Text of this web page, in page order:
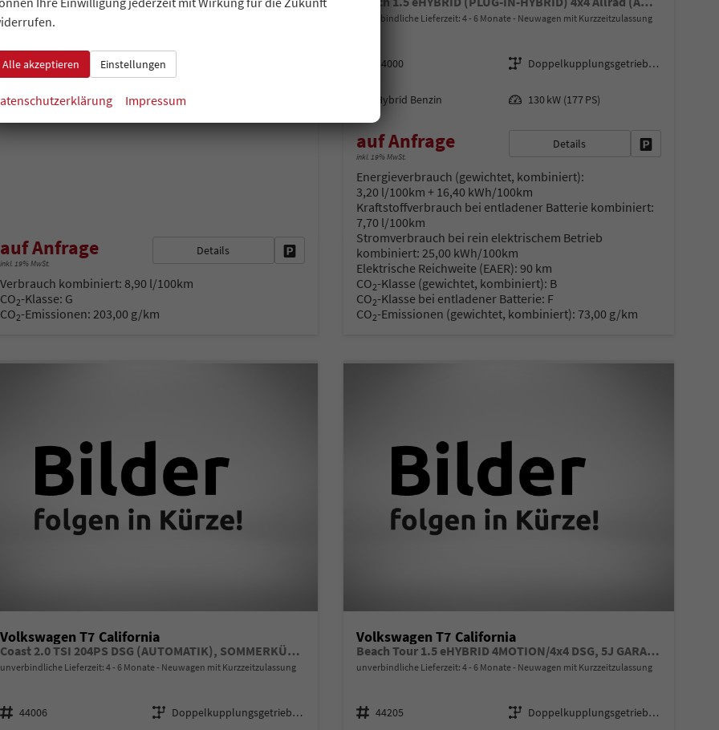
unverbindliche Lieferzeit: 4 - 6 Monate
Fahrzeugnr.
44204
Getriebe
Benzin 150 kW (204 PS)
auf Anfrage
inkl. 19% MwSt.
Details Fahrzeug parken
Verbrauch kombiniert: 8,90 l/100km
CO2-Klasse: G
CO2-Emissionen: 203,00 g/km
unverbindliche Lieferzeit: 4 - 6 Monate Neuwagen mit Kurzzeitzulassung
44000
Getriebe
Doppelkupplungsgetriebe (DSG)
Hybrid Benzin 130 kW (177 PS)
auf Anfrage
inkl. 19% MwSt.
Details
Energieverbrauch (gewichtet, kombiniert):
3,20 l/100km + 16,40 kWh/100km
Kraftstoffverbrauch bei entladener Batterie kombiniert:
7,70 l/100km
Stromverbrauch bei rein elektrischem Betrieb
kombiniert: 25,00 kWh/100km
Elektrische Reichweite (EAER): 90 km
CO2-Klasse (gewichtet, kombiniert): B
CO2-Klasse bei entladener Batterie: F
CO2-Emissionen (gewichtet, kombiniert): 73,00 g/km
Volkswagen T7 California
Coast 2.0 TSI 204PS DSG (AUTOMATIK), SOMMERKÜCHE, Privacy-Glas, Aufstelldach, Parksensoren vorne/hinten, Rückfahrkamera, Klimaanlage Climatic, M-Lederlenkrad, ACC Tempomat, Digital Cockpit Pro, Schiebetüre links/rechts
unverbindliche Lieferzeit: 4 - 6 Monate Neuwagen mit Kurzzeitzulassung
Fahrzeugnr.
44006
Getriebe
Doppelkupplungsgetriebe (DSG)
Volkswagen T7 California
Beach Tour 1.5 eHYBRID 4MOTION/4x4 DSG, 5J GARANTIE, Privacy-Glas, Aufstelldach, Parksensoren v/h, Rückfahrkamera, Klima, ACC, Digital Cockpit, Schiebetüren, Radio 12,9"+App-Connect, 4 Sitzer + Schlafplätze, Tisch/2x Stühle, Technikbox, Drehsitze, Standklima
unverbindliche Lieferzeit: 4 - 6 Monate Neuwagen mit Kurzzeitzulassung
Fahrzeugnr.
44205
Getriebe
Doppelkupplungsgetriebe (DSG)
Alle akzeptieren Einstellungen
Impressum